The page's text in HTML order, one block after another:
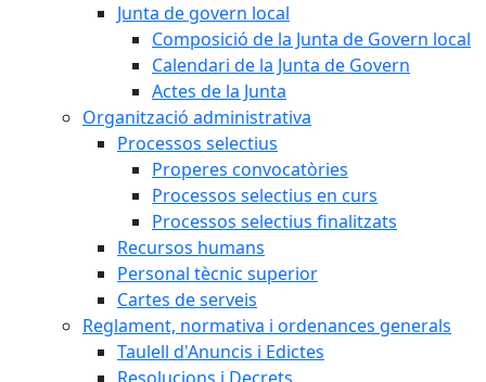
Junta de govern local
Composició de la Junta de Govern local
Calendari de la Junta de Govern
Actes de la Junta
Organització administrativa
Processos selectius
Properes convocatòries
Processos selectius en curs
Processos selectius finalitzats
Recursos humans
Personal tècnic superior
Cartes de serveis
Reglament, normativa i ordenances generals
Taulell d'Anuncis i Edictes